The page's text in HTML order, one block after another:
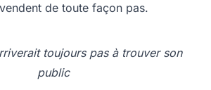
de toute façon pas.
toujours pas à trouver son
public